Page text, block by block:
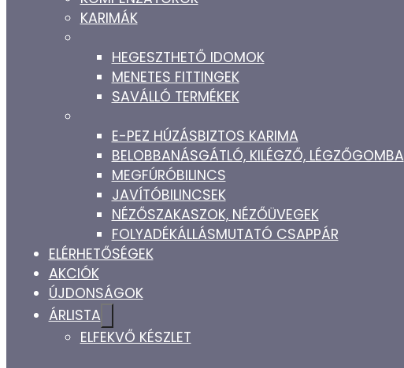
KARIMÁK
HEGESZTHETŐ IDOMOK
MENETES FITTINGEK
SAVÁLLÓ TERMÉKEK
E-PEZ HÚZÁSBIZTOS KARIMA
BELOBBANÁSGÁTLÓ, KILÉGZŐ, LÉGZŐGOMBA
MEGFÚRÓBILINCS
JAVÍTÓBILINCSEK
NÉZŐSZAKASZOK, NÉZŐÜVEGEK
FOLYADÉKÁLLÁSMUTATÓ CSAPPÁR
ELÉRHETŐSÉGEK
AKCIÓK
ÚJDONSÁGOK
ÁRLISTA
ELFEKVŐ KÉSZLET